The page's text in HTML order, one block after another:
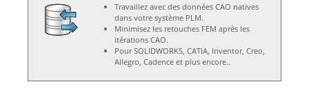
Travaillez avec des données CAO natives
dans votre système PLM.
Minimisez les retouches FEM après les
itérations CAO.
Pour SOLIDWORKS, CATIA, Inventor, Creo,
Allegro, Cadence et plus encore..